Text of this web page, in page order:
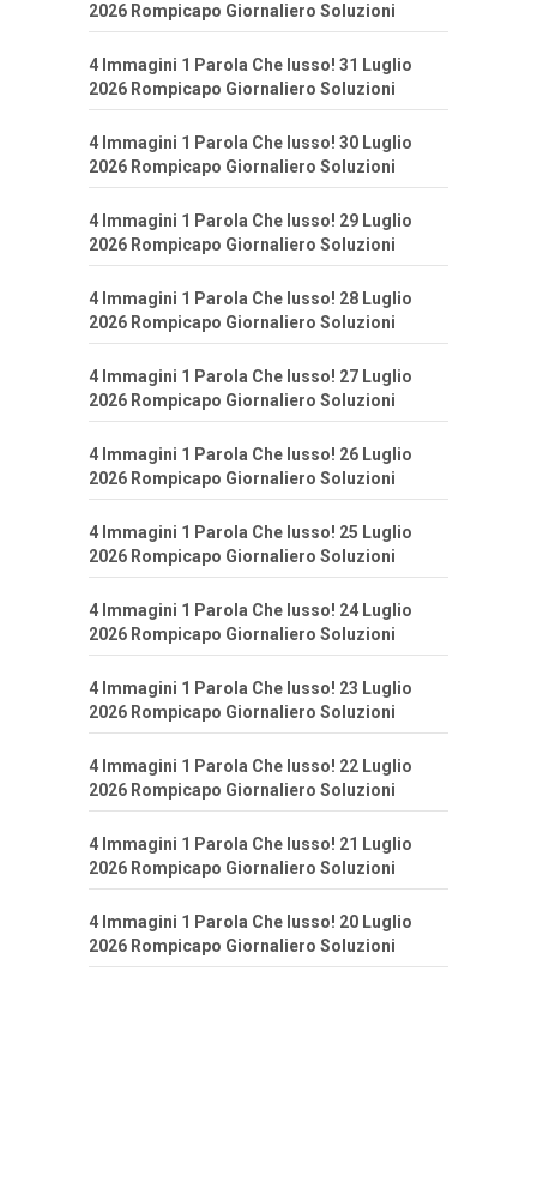
2026 Rompicapo Giornaliero Soluzioni
4 Immagini 1 Parola Che lusso! 31 Luglio
2026 Rompicapo Giornaliero Soluzioni
4 Immagini 1 Parola Che lusso! 30 Luglio
2026 Rompicapo Giornaliero Soluzioni
4 Immagini 1 Parola Che lusso! 29 Luglio
2026 Rompicapo Giornaliero Soluzioni
4 Immagini 1 Parola Che lusso! 28 Luglio
2026 Rompicapo Giornaliero Soluzioni
4 Immagini 1 Parola Che lusso! 27 Luglio
2026 Rompicapo Giornaliero Soluzioni
4 Immagini 1 Parola Che lusso! 26 Luglio
2026 Rompicapo Giornaliero Soluzioni
4 Immagini 1 Parola Che lusso! 25 Luglio
2026 Rompicapo Giornaliero Soluzioni
4 Immagini 1 Parola Che lusso! 24 Luglio
2026 Rompicapo Giornaliero Soluzioni
4 Immagini 1 Parola Che lusso! 23 Luglio
2026 Rompicapo Giornaliero Soluzioni
4 Immagini 1 Parola Che lusso! 22 Luglio
2026 Rompicapo Giornaliero Soluzioni
4 Immagini 1 Parola Che lusso! 21 Luglio
2026 Rompicapo Giornaliero Soluzioni
4 Immagini 1 Parola Che lusso! 20 Luglio
2026 Rompicapo Giornaliero Soluzioni